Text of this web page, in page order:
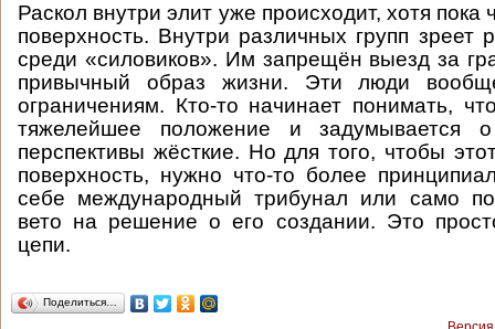
Раскол внутри элит уже происходит, хотя
поверхность. Внутри различных групп зреет
среди «силовиков». Им запрещён выезд за
привычный образ жизни. Эти люди
ограничениям. Кто-то начинает понимать,
тяжелейшее положение и задумывается
перспективы жёсткие. Но для того, чтобы
поверхность, нужно что-то более
себе международный трибунал или само
вето на решение о его создании. Это
цепи.
Поделиться…